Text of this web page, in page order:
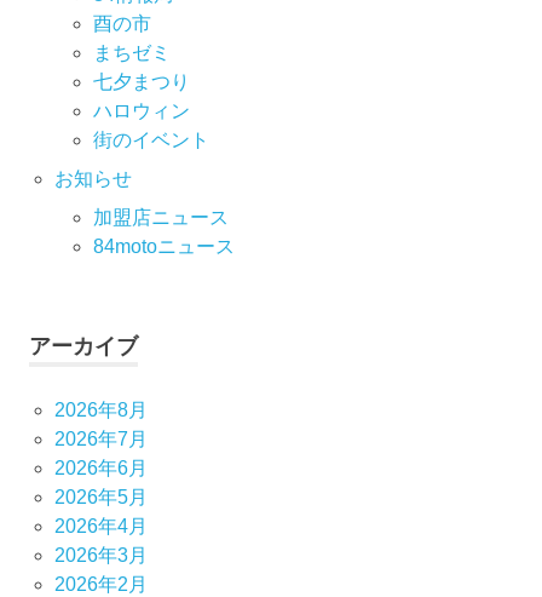
酉の市
まちゼミ
七⼣まつり
ハロウィン
街のイベント
お知らせ
加盟店ニュース
84motoニュース
アーカイブ
2026年8月
2026年7月
2026年6月
2026年5月
2026年4月
2026年3月
2026年2月